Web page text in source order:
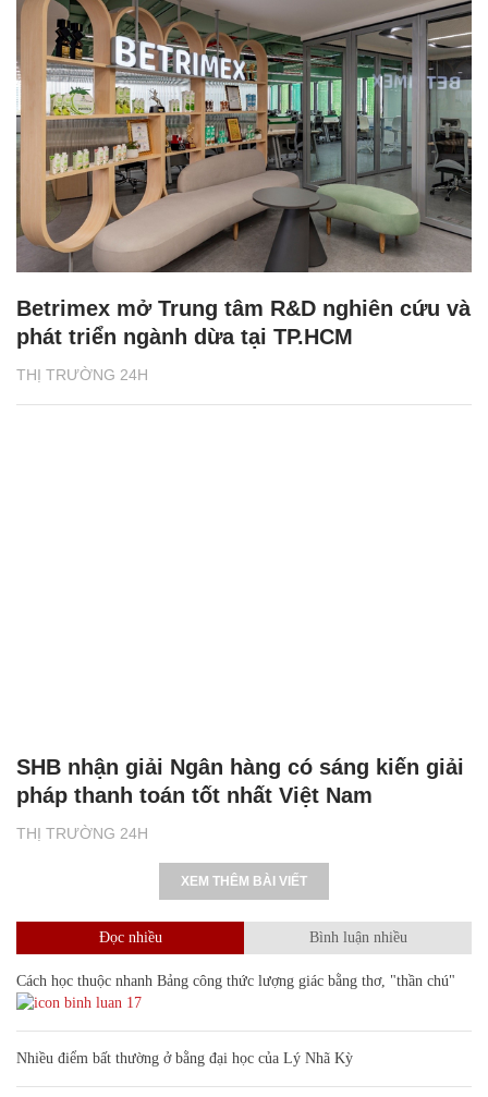
THỊ TRƯỜNG 24H
Betrimex mở Trung tâm R&D nghiên cứu và
phát triển ngành dừa tại TP.HCM
THỊ TRƯỜNG 24H
SHB nhận giải Ngân hàng có sáng kiến giải
pháp thanh toán tốt nhất Việt Nam
XEM THÊM BÀI VIẾT
Đọc nhiều Bình luận nhiều
Cách học thuộc nhanh Bảng công thức lượng giác bằng thơ, "thần chú"
17
Nhiều điểm bất thường ở bằng đại học của Lý Nhã Kỳ